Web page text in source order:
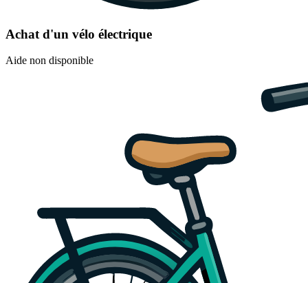
Achat d'un vélo électrique
Aide non disponible